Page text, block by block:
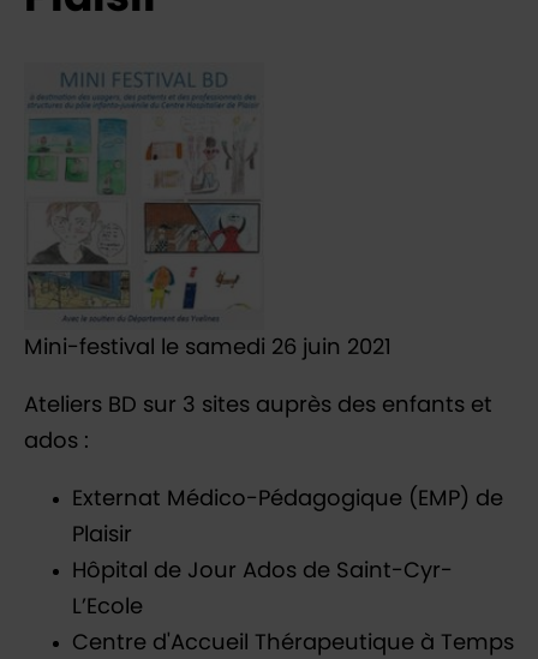
Mini-festival le samedi 26 juin 2021
Ateliers BD sur 3 sites auprès des enfants et
ados :
Externat Médico-Pédagogique (EMP) de
Plaisir
Hôpital de Jour Ados de Saint-Cyr-
L’Ecole
Centre d'Accueil Thérapeutique à Temps